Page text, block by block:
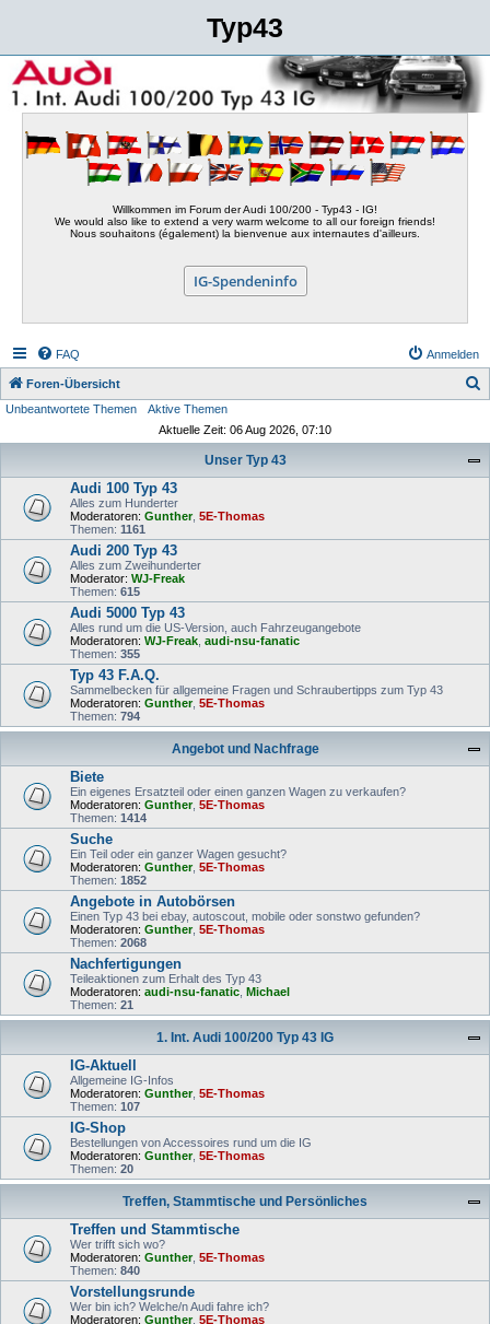
Typ43
Willkommen im Forum der Audi 100/200 - Typ43 - IG!
We would also like to extend a very warm welcome to all our foreign friends!
Nous souhaitons (également) la bienvenue aux internautes d'ailleurs.
IG-Spendeninfo
FAQ Anmelden
Foren-Übersicht
Unbeantwortete Themen
Aktive Themen
Aktuelle Zeit: 06 Aug 2026, 07:10
Unser Typ 43
Audi 100 Typ 43
Alles zum Hunderter
Moderatoren: Gunther, 5E-Thomas
Themen: 1161
Audi 200 Typ 43
Alles zum Zweihunderter
Moderator: WJ-Freak
Themen: 615
Audi 5000 Typ 43
Alles rund um die US-Version, auch Fahrzeugangebote
Moderatoren: WJ-Freak audi-nsu-fanatic
Themen: 355
Typ 43 F.A.Q.
Sammelbecken für allgemeine Fragen und Schraubertipps zum Typ 43
Moderatoren: Gunther, 5E-Thomas
Themen: 794
Angebot und Nachfrage
Biete
Ein eigenes Ersatzteil oder einen ganzen Wagen zu verkaufen?
Moderatoren: Gunther, 5E-Thomas
Themen: 1414
Suche
Ein Teil oder ein ganzer Wagen gesucht?
Moderatoren: Gunther, 5E-Thomas
Themen: 1852
Angebote in Autobörsen
Einen Typ 43 bei ebay, autoscout, mobile oder sonstwo gefunden?
Moderatoren: Gunther, 5E-Thomas
Themen: 2068
Nachfertigungen
Teileaktionen zum Erhalt des Typ 43
Moderatoren: audi-nsu-fanatic Michael
Themen: 21
1. Int. Audi 100/200 Typ 43 IG
IG-Aktuell
Allgemeine IG-Infos
Moderatoren: Gunther, 5E-Thomas
Themen: 107
IG-Shop
Bestellungen von Accessoires rund um die IG
Moderatoren: Gunther, 5E-Thomas
Themen: 20
Treffen, Stammtische und Persönliches
Treffen und Stammtische
Wer trifft sich wo?
Moderatoren: Gunther, 5E-Thomas
Themen: 840
Vorstellungsrunde
Wer bin ich? Welche/n Audi fahre ich?
Moderatoren: Gunther, 5E-Thomas